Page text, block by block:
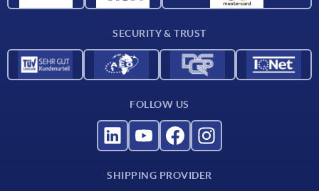
SECURITY & TRUST
FOLLOW US
SHIPPING PROVIDER